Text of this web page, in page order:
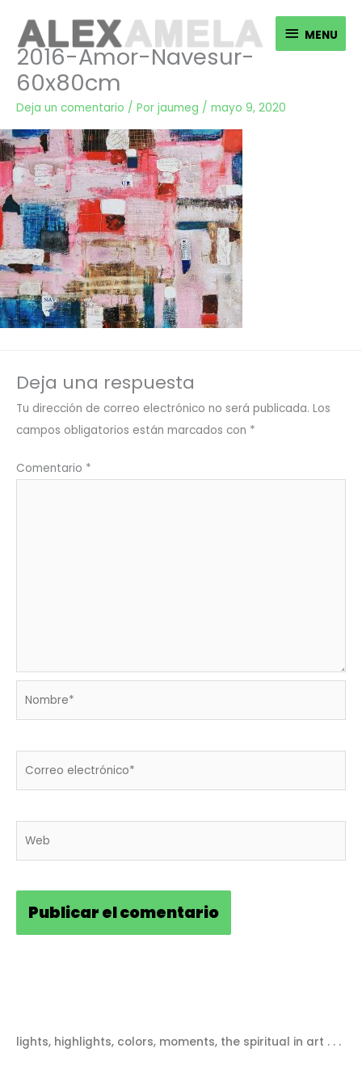
contenido
MENU
MENU
2016-Amor-Navesur-
60x80cm
Deja un comentario / Por jaumeg / mayo 9, 2020
Deja una respuesta
Tu dirección de correo electrónico no será publicada. Los
campos obligatorios están marcados con *
Comentario *
lights, highlights, colors, moments, the spiritual in art . . .